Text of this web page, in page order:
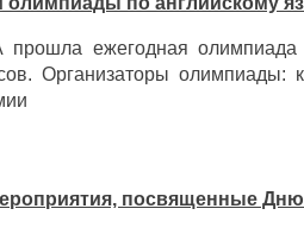
ежегодная олимпиада
Организаторы олимпиады:
посвященные